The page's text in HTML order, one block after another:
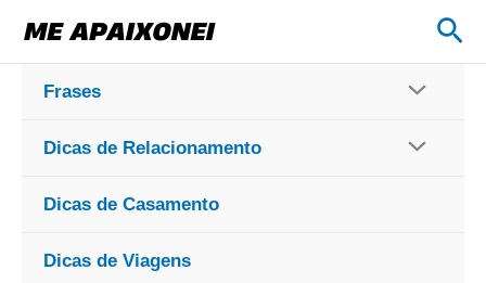
para
conteúdo
Frases
Dicas de Relacionamento
Dicas de Casamento
Dicas de Viagens